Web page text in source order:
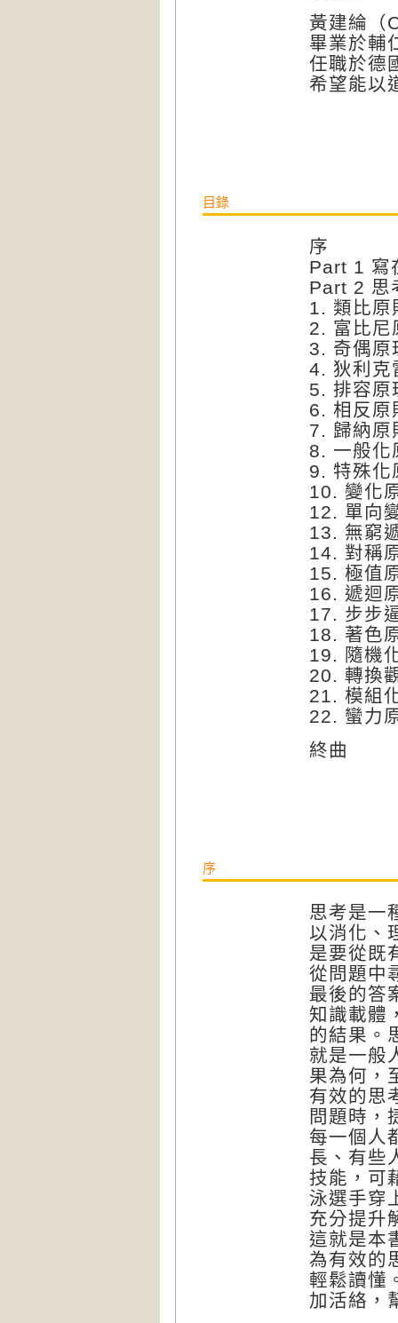
黃建綸（
畢業於輔
任職於德
希望能以
目錄
序
Part 1 寫
Part 2 思
1. 類比原
2. 富比尼
3. 奇偶原
4. 狄利克
5. 排容原
6. 相反原
7. 歸納原
8. 一般化
9. 特殊化
10. 變化
12. 單向
13. 無窮
14. 對稱
15. 極值
16. 遞迴
17. 步步
18. 著色
19. 隨機
20. 轉換
21. 模組
22. 蠻力
終曲
序
思考是一
以消化、
是要從既
從問題中
最後的答
知識載體
的結果。
就是一般
果為何，
有效的思
問題時，
每一個人
長、有些
技能，可
泳選手穿
充分提升
這就是本
為有效的
輕鬆讀懂
加活絡，